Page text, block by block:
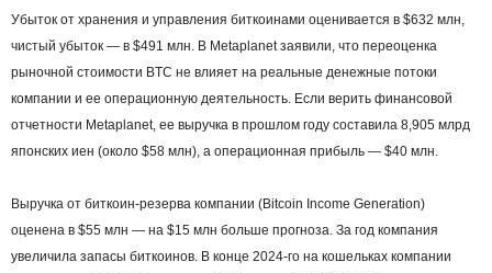
Убыток от хранения и управления биткоинами оценивается в $632 млн,
чистый убыток — в $491 млн. В Metaplanet заявили, что переоценка
рыночной стоимости BTC не влияет на реальные денежные потоки
компании и ее операционную деятельность. Если верить финансовой
отчетности Metaplanet, ее выручка в прошлом году составила 8,905 млрд
японских иен (около $58 млн), а операционная прибыль — $40 млн.
Выручка от биткоин-резерва компании (Bitcoin Income Generation)
оценена в $55 млн — на $15 млн больше прогноза. За год компания
увеличила запасы биткоинов. В конце 2024-го на кошельках компании